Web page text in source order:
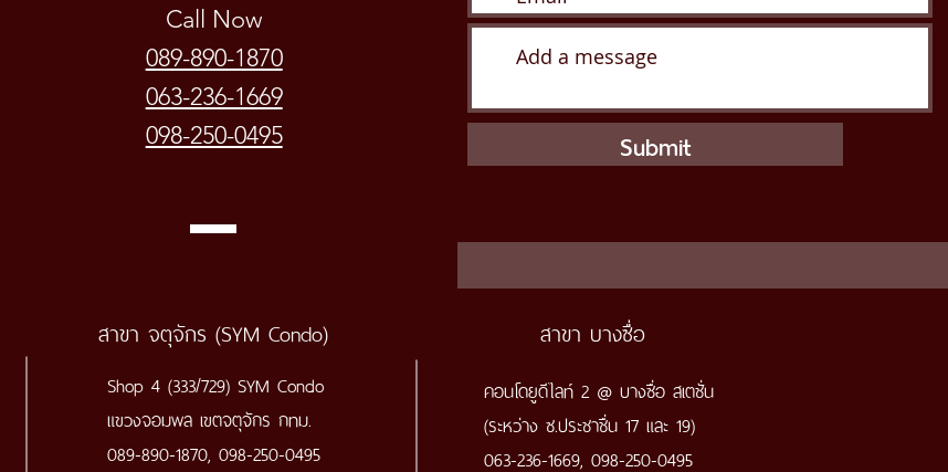
Call Now
089-890-1870
063-236-1669
098-250-0495
Submit
สาขา จตุจักร (SYM Condo) สาขา บางซื่อ
Shop 4 (333/729) SYM Condo
แขวงจอมพล เขตจตุจักร กทม.
089-890-1870, 098-250-0495
คอนโดยูดีไลท์ 2 @ บางซื่อ สเตชั่น
(ระหว่าง ซ.ประชาชื่น 17 และ 19)
063-236-1669, 098-250-0495